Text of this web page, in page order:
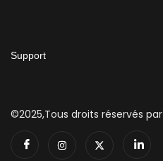
Support
©2025,Tous droits réservés par